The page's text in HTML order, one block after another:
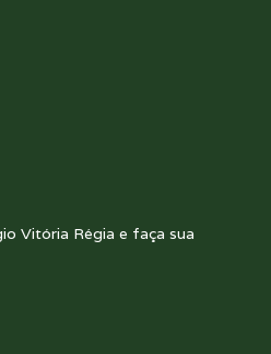
Vitória Régia e faça sua